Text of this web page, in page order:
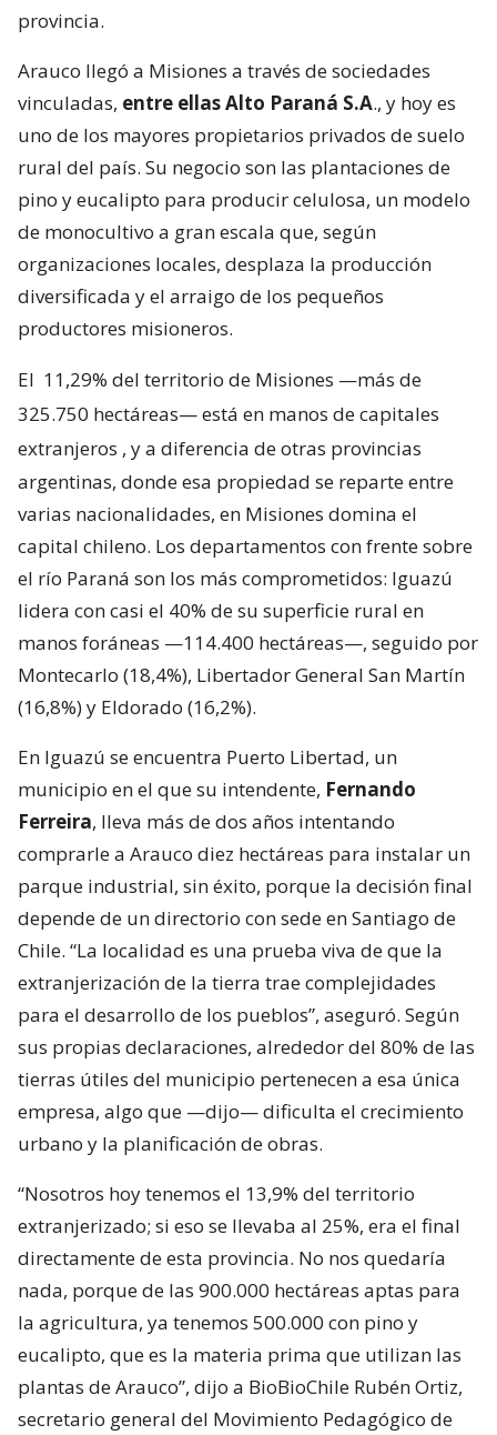
provincia.
Arauco llegó a Misiones a través de sociedades
vinculadas, entre ellas Alto Paraná S.A., y hoy es
uno de los mayores propietarios privados de suelo
rural del país. Su negocio son las plantaciones de
pino y eucalipto para producir celulosa, un modelo
de monocultivo a gran escala que, según
organizaciones locales, desplaza la producción
diversificada y el arraigo de los pequeños
productores misioneros.
El 11,29% del territorio de Misiones —más de
325.750 hectáreas— está en manos de capitales
extranjeros , y a diferencia de otras provincias
argentinas, donde esa propiedad se reparte entre
varias nacionalidades, en Misiones domina el
capital chileno. Los departamentos con frente sobre
el río Paraná son los más comprometidos: Iguazú
lidera con casi el 40% de su superficie rural en
manos foráneas —114.400 hectáreas—, seguido por
Montecarlo (18,4%), Libertador General San Martín
(16,8%) y Eldorado (16,2%).
En Iguazú se encuentra Puerto Libertad, un
municipio en el que su intendente, Fernando
Ferreira, lleva más de dos años intentando
comprarle a Arauco diez hectáreas para instalar un
parque industrial, sin éxito, porque la decisión final
depende de un directorio con sede en Santiago de
Chile. “La localidad es una prueba viva de que la
extranjerización de la tierra trae complejidades
para el desarrollo de los pueblos”, aseguró. Según
sus propias declaraciones, alrededor del 80% de las
tierras útiles del municipio pertenecen a esa única
empresa, algo que —dijo— dificulta el crecimiento
urbano y la planificación de obras.
“Nosotros hoy tenemos el 13,9% del territorio
extranjerizado; si eso se llevaba al 25%, era el final
directamente de esta provincia. No nos quedaría
nada, porque de las 900.000 hectáreas aptas para
la agricultura, ya tenemos 500.000 con pino y
eucalipto, que es la materia prima que utilizan las
plantas de Arauco”, dijo a BioBioChile Rubén Ortiz,
secretario general del Movimiento Pedagógico de